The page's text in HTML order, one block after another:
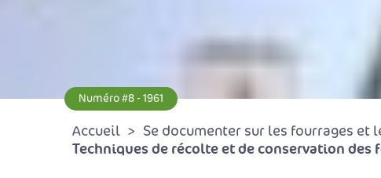
Numéro #8 - 1961
Accueil Se documenter sur les fourrages et
Techniques de récolte et de conservation des